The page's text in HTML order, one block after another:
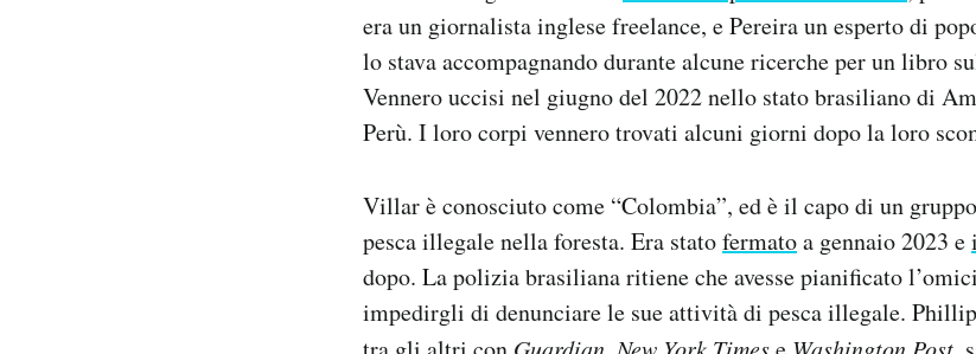
era un giornalista inglese freelance, e Pereira un esperto di
lo stava accompagnando durante alcune ricerche per un libro
Vennero uccisi nel giugno del 2022 nello stato brasiliano di
Perù. I loro corpi vennero trovati alcuni giorni dopo la loro
Villar è conosciuto come “Colombia”, ed è il capo di un
pesca illegale nella foresta. Era statofermatoa gennaio 2023 e
dopo. La polizia brasiliana ritiene che avesse pianificato
impedirgli di denunciare le sue attività di pesca illegale.